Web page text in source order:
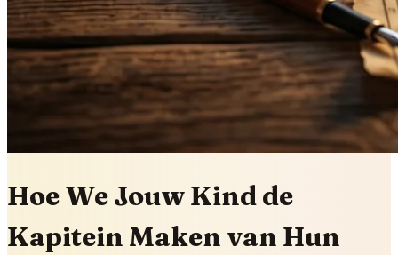
Hoe We Jouw Kind de
Kapitein Maken van Hun